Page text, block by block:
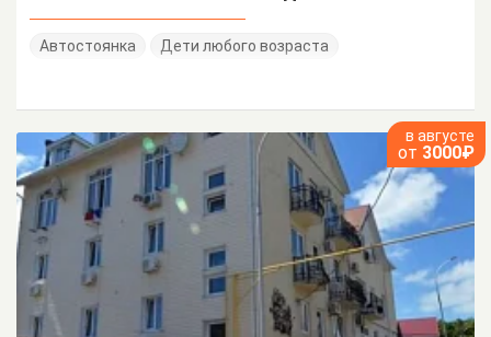
Автостоянка Дети любого возраста
в августе
от 3000₽